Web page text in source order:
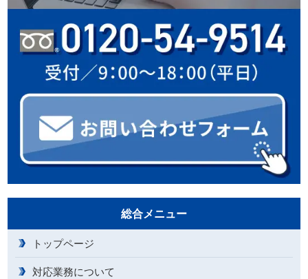
総合メニュー
トップページ
対応業務について